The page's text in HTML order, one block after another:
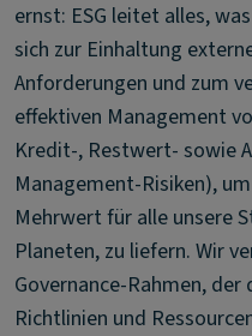
ernst: ESG leitet alles,
sich zur Einhaltung
Anforderungen und zum
effektiven Management
Kredit-, Restwert- sowie
Management-Risiken),
Mehrwert für alle unsere
Planeten, zu liefern. Wir
Governance-Rahmen,
Richtlinien und